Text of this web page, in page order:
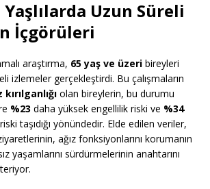
Yaşlılarda Uzun Süreli
İçgörüleri
araştırma, 65 yaş ve üzeri bireyleri
izlemeler gerçekleştirdi. Bu çalışmaların
kırılganlığı olan bireylerin, bu durumu
%23 daha yüksek engellilik riski ve %34
taşıdığı yönündedir. Elde edilen veriler,
ağız fonksiyonlarını korumanın
yaşamlarını sürdürmelerinin anahtarını